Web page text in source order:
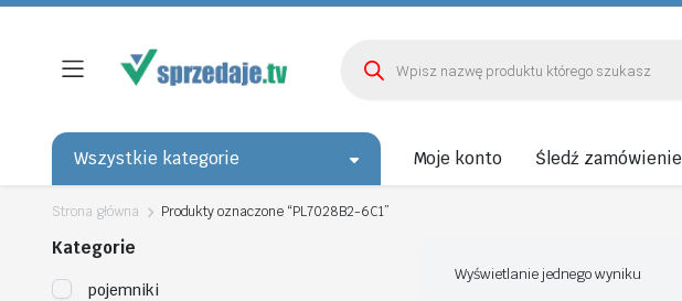
produktów
Wszystkie kategorie Moje konto Śledź zamówienie
Strona główna Produkty oznaczone “PL7028B2-6C1”
Wyświetlanie jednego wyniku
Kategorie
pojemniki